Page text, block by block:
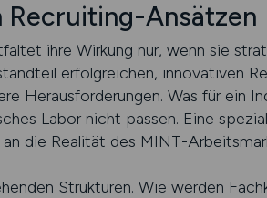
Recruiting-Ansätzen
ihre Wirkung nur, wenn sie
erfolgreichen, innovativen
Herausforderungen. Was für ein
Labor nicht passen. Eine
die Realität des MINT-
Strukturen. Wie werden